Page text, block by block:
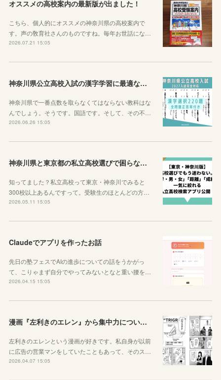
オススメの高校案内の最新版が出ました！
こちら、個人的にオススメの神奈川県の高校案内で
す。声の敎育社さんのものですね。毎年お世話にな…
2026.07.21 15:05
神奈川県公立高校入試の漢字学習に最適な教材を紹介します！
神奈川県で一番点数を取らなくてはならない教科はな
んでしょう。そうです。国語です。そして、その不…
2026.06.26 15:05
神奈川県と東京都の私立高校選びで困らなくなるサイトを紹介するよ！
知ってました？私立高校って東京・神奈川でみると
300校以上あるんですって。受験生のほとんどの方…
2026.05.11 15:05
Claudeでアプリを作ったお話
先日の塾フェスでAIの進歩についての話をうかがっ
て、こりゃまず自分でやってみないとなと重い腰を…
2026.04.15 15:05
漫画『左利きのエレン』から集中力について学ぼう
左利きのエレンという漫画が好きです。私自身が以前
に広告の営業マンをしていたこともあって、そのス…
2026.04.07 15:05